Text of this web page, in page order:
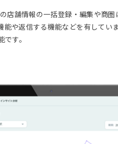
店舗情報の一括登録・編集や商
能や返信する機能などを有して
す。